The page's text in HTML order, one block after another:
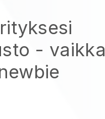
- vaikka